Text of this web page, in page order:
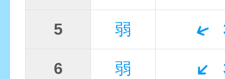
5 弱
6 弱